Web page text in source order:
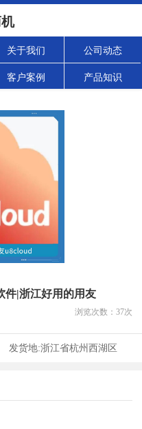
关于我们 公司动态
客户案例 产品知识
件|浙江好用的用友
浏览次数： 37次
发货地:浙江省杭州西湖区